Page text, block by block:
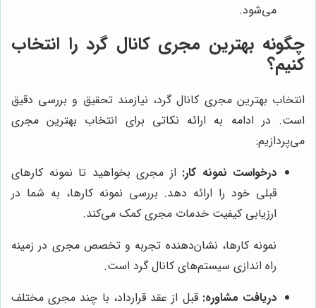
می‌شود.
چگونه بهترین مجری کانال گرد را انتخاب
کنیم؟
انتخاب بهترین مجری کانال گرد، نیازمند تحقیق و بررسی دقیق
است. در ادامه به ارائه نکاتی برای انتخاب بهترین مجری
می‌پردازیم:
درخواست نمونه کار: از مجری بخواهید تا نمونه کارهای
قبلی خود را ارائه دهد. بررسی نمونه کارها، به شما در
ارزیابی کیفیت خدمات مجری کمک می‌کند.
نمونه کارها، نشان‌دهنده تجربه و تخصص مجری در زمینه
راه اندازی سیستم‌های کانال گرد است.
دریافت مشاوره: قبل از عقد قرارداد، با چند مجری مختلف